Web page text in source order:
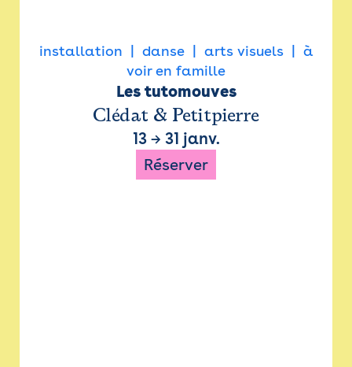
installation danse arts visuels
à
voir en famille
Les tutomouves
Clédat & Petitpierre
13→ 31 janv.
Réserver